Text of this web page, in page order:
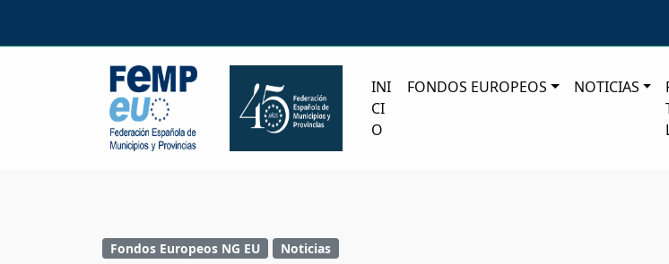
INI
CI
O
FONDOS EUROPEOS NOTICIAS
Fondos Europeos NG EU Noticias